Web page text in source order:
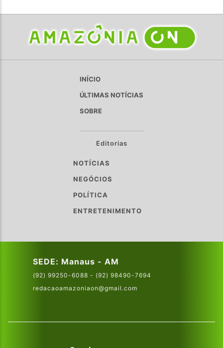
INÍCIO
ÚLTIMAS NOTÍCIAS
SOBRE
Editorias
NOTÍCIAS
NEGÓCIOS
POLÍTICA
ENTRETENIMENTO
SEDE: Manaus - AM
(92) 99250-6088 - (92) 98490-7694
redacaoamazoniaon@gmail.com